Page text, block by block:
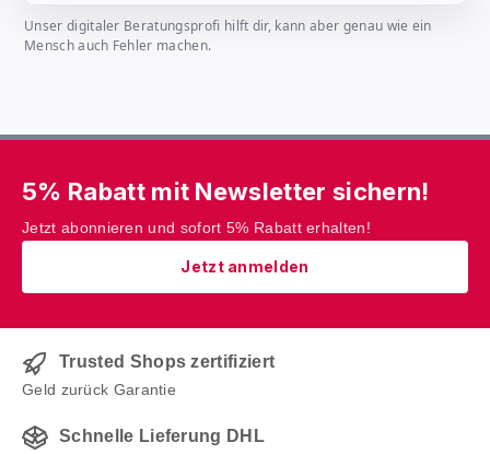
Unser digitaler Beratungsprofi hilft dir, kann aber genau wie ein
Mensch auch Fehler machen.
5% Rabatt mit Newsletter sichern!
Jetzt abonnieren und sofort 5% Rabatt erhalten!
Jetzt anmelden
Trusted Shops zertifiziert
Geld zurück Garantie
Schnelle Lieferung DHL